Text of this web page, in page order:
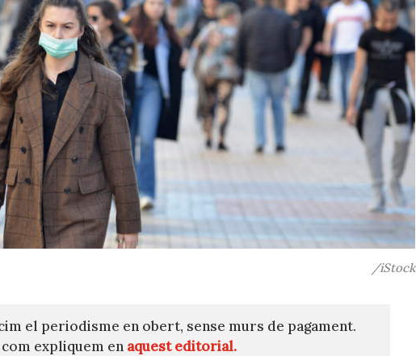
/iStock
el periodisme en obert, sense murs de pagament.
expliquem en aquest editorial.